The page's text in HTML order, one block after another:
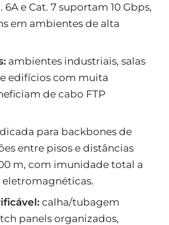
6A e Cat. 7 suportam 10 Gbps,
em ambientes de alta
ambientes industriais, salas
edifícios com muita
de cabo FTP
para backbones de
entre pisos e distâncias
m, com imunidade total a
calha/tubagem
panels organizados,